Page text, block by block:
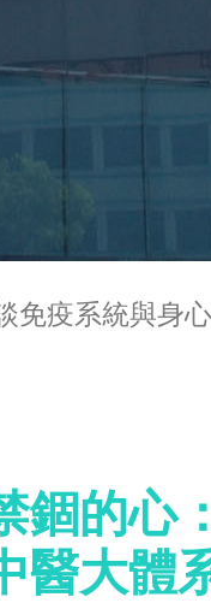
免疫系統與身
錮的心
醫大體